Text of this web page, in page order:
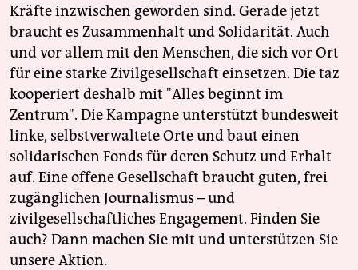
Kräfte inzwischen geworden sind. Gerade jetzt
braucht es Zusammenhalt und Solidarität. Auch
und vor allem mit den Menschen, die sich vor Ort
für eine starke Zivilgesellschaft einsetzen. Die taz
kooperiert deshalb mit "Alles beginnt im
Zentrum". Die Kampagne unterstützt bundesweit
linke, selbstverwaltete Orte und baut einen
solidarischen Fonds für deren Schutz und Erhalt
auf. Eine offene Gesellschaft braucht guten, frei
zugänglichen Journalismus – und
zivilgesellschaftliches Engagement. Finden Sie
auch? Dann machen Sie mit und unterstützen Sie
unsere Aktion.